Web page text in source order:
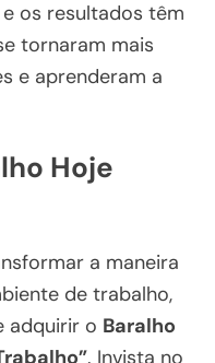
os resultados têm
tornaram mais
e aprenderam a
Hoje
a maneira
de trabalho,
adquirir o Baralho
. Invista no